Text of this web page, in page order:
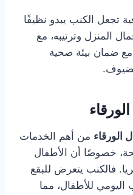
تجعل الكنب يبدو نظيفًا
المنزل وترتيبه، مع
مع ضمان بيئة صحية
الورقاء من أهم الخدمات
خصوصًا أن الأطفال
فالكنب يتعرض للبقع
اليومي للأطفال، مما